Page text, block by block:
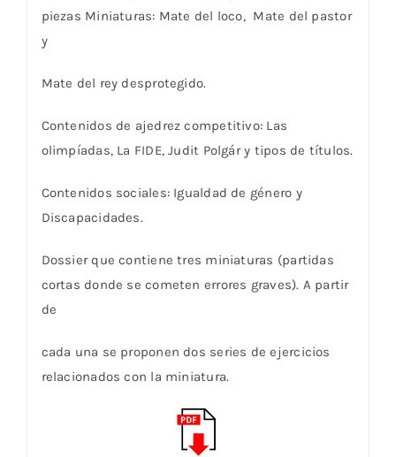
piezas Miniaturas: Mate del loco, Mate del pastor
y
Mate del rey desprotegido.
Contenidos de ajedrez competitivo: Las
olimpíadas, La FIDE, Judit Polgár y tipos de títulos.
Contenidos sociales: Igualdad de género y
Discapacidades.
Dossier que contiene tres miniaturas (partidas
cortas donde se cometen errores graves). A partir
de
cada una se proponen dos series de ejercicios
relacionados con la miniatura.